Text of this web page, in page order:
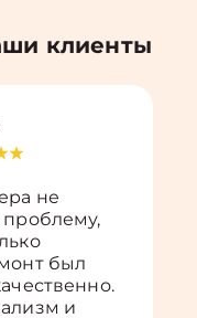
клиенты
не
был
и